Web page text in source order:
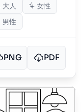
大人
女性
男性
PNG PDF